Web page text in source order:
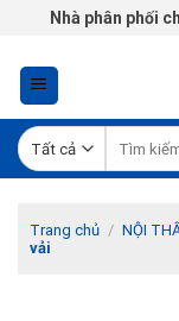
Chuyển
nội
dung
Nhà phân phối
kiếm:
Trang chủ / NỘI
vải